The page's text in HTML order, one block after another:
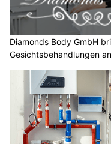
Diamonds Body GmbH
Gesichtsbehandlungen